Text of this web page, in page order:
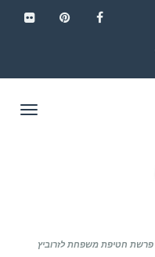
פרשת חטיפת משפחת לזרוביץ